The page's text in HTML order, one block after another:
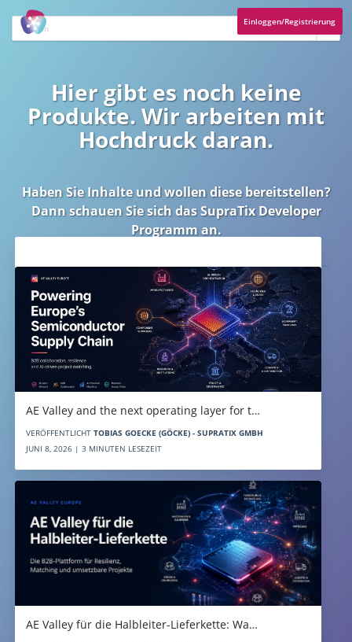
Einloggen/Registrierung
Hier gibt es noch keine
Produkte. Wir arbeiten mit
Hochdruck daran.
Haben Sie Inhalte und wollen diese bereitstellen?
Dann schauen Sie sich dasSupraTix Developer
Programman.
AE Valley and the next operating layer for t…
VERÖFFENTLICHT TOBIAS GOECKE (GÖCKE) - SUPRATIX GMBH
JUNI 8, 2026 | 3 MINUTEN LESEZEIT
AE Valley für die Halbleiter-Lieferkette: Wa…